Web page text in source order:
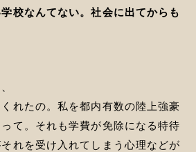
校なんてない。社会に出てからも
くれたの。私を都内有数の陸上強豪
て。それも学費が免除になる特待
れを受け入れてしまう心理などが